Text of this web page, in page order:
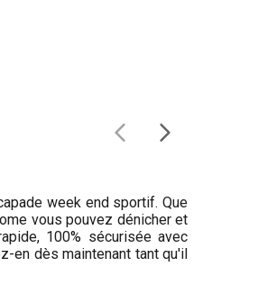
week end sportif. Que
vous pouvez dénicher et
100% sécurisée avec
en dès maintenant tant qu'il